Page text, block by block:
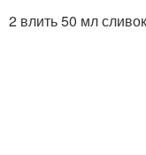
2 влить 50 мл